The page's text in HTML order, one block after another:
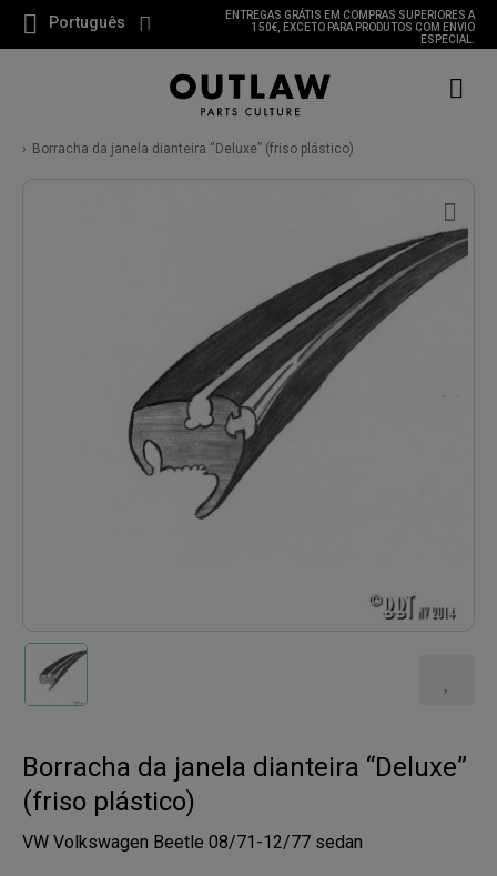
Português
ENTREGAS GRÁTIS EM COMPRAS SUPERIORES A
150€, EXCETO PARA PRODUTOS COM ENVIO
ESPECIAL.
Borracha da janela dianteira “Deluxe” (friso plástico)
Borracha da janela dianteira “Deluxe”
(friso plástico)
VW Volkswagen Beetle 08/71-12/77 sedan